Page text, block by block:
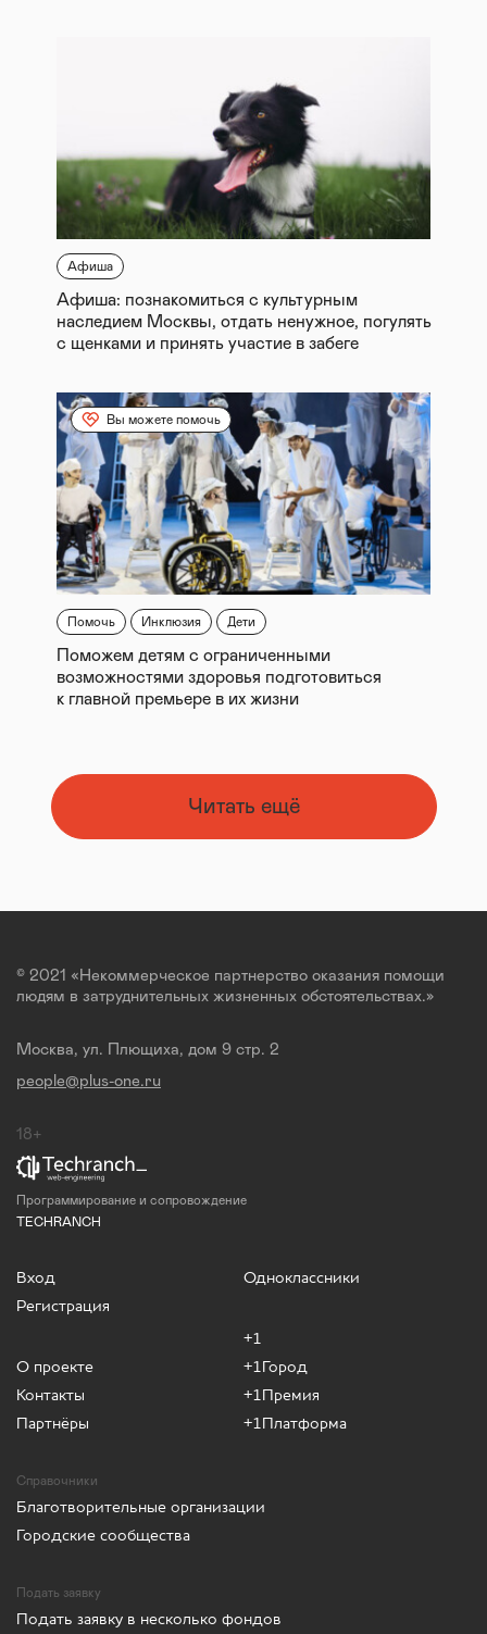
Афиша
Афиша: познакомиться с культурным
наследием Москвы, отдать ненужное, погулять
с щенками и принять участие в забеге
Вы можете помочь
Помочь Инклюзия Дети
Поможем детям с ограниченными
возможностями здоровья подготовиться
к главной премьере в их жизни
Читать ещё
© 2021 «Некоммерческое партнерство оказания помощи
людям в затруднительных жизненных обстоятельствах.»
Москва, ул. Плющиха, дом 9 стр. 2
people@plus-one.ru
18+
Программирование и сопровождение
TECHRANCH
Вход
Регистрация
О проекте
Контакты
Партнёры
Одноклассники
+1
+1Город
+1Премия
+1Платформа
Справочники
Благотворительные организации
Городские сообщества
Подать заявку
Подать заявку в несколько фондов